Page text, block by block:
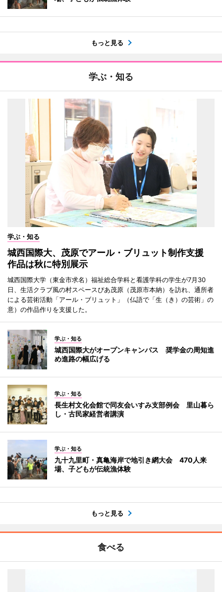
もっと見る
学ぶ・知る
学ぶ・知る
城西国際大、茂原でアール・ブリュット制作支援
作品は秋に特別展示
城西国際大学（東金市求名）福祉総合学科と看護学科の学生が7月30
日、生活クラブ風の村スペースぴあ茂原（茂原市本納）を訪れ、通所者
による芸術活動「アール・ブリュット」（仏語で「生（き）の芸術」の
意）の作品作りを支援した。
学ぶ・知る
城西国際大がオープンキャンパス 奨学金の周知進
め進路の幅広げる
学ぶ・知る
長生村文化会館で同友会いすみ支部例会 里山暮ら
し・古民家経営者講演
学ぶ・知る
九十九里町・真亀海岸で地引き網大会 470人来
場、子どもが伝統漁体験
もっと見る
食べる